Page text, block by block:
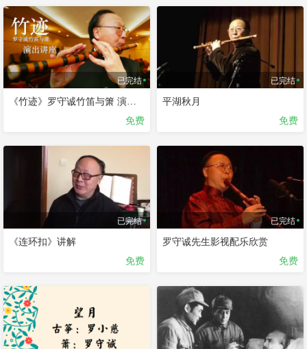
已完结
《竹迹》罗守诚竹笛与箫 演出讲座
免费
已完结
平湖秋月
免费
已完结
《连环扣》讲解
免费
已完结
罗守诚先生影视配乐欣赏
免费